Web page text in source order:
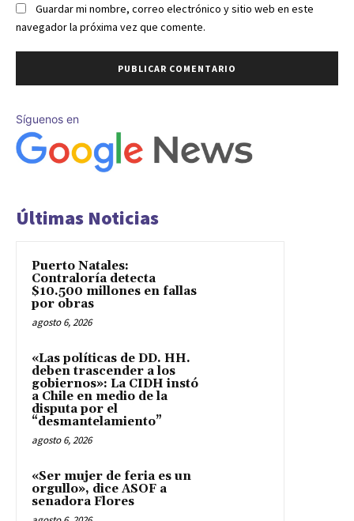
Guardar mi nombre, correo electrónico y sitio web en este
navegador la próxima vez que comente.
Síguenos en
Últimas Noticias
Puerto Natales:
Contraloría detecta
$10.500 millones en fallas
por obras
agosto 6, 2026
«Las políticas de DD. HH.
deben trascender a los
gobiernos»: La CIDH instó
a Chile en medio de la
disputa por el
“desmantelamiento”
agosto 6, 2026
«Ser mujer de feria es un
orgullo», dice ASOF a
senadora Flores